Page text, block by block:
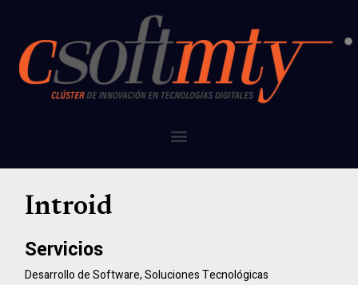
Introid
Servicios
Desarrollo de Software,Soluciones Tecnológicas